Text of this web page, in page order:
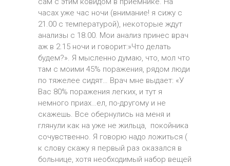
часах уже час ночи (внимание! я сижу с
21.00 с температурой), некоторые ждут
анализы с 18.00. Мои анализ принес врач
аж в 2.15 ночи и говорит:»Что делать
будем?». Я мысленно думаю, что, мол что
там с моими 45% поражения, рядом люди
по тяжелее сидят… Врач мне выдает: «У
Вас 80% поражения легких, и тут я
немного приах…ел, по-другому и не
скажешь. Все обернулись на меня и
глянули как на уже не жильца, покойника
сочувственно. Я говорю надо ложиться (
к слову скажу я первый раз оказался в
больнице, хотя необходимый набор вещей